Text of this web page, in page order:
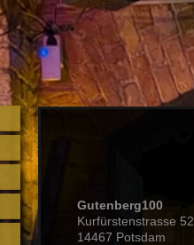
Gutenberg100
Kurfürstenstrasse 52
14467 Potsdam